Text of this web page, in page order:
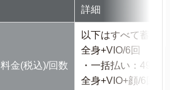
詳細
金(税込)/回数
以下はすべて蓄熱式
全身+VIO/6回
・一括払い：
全身+VIO+顔/6回